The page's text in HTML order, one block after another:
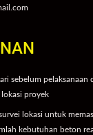
sebelum pelaksanaan
proyek
lokasi untuk
kebutuhan beton